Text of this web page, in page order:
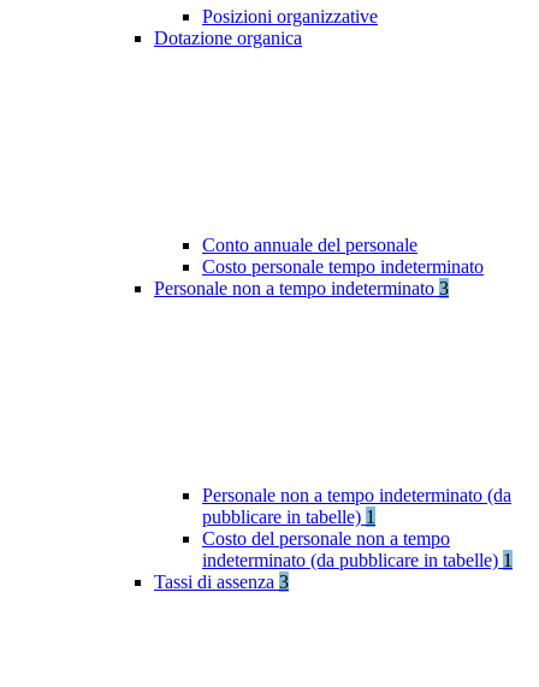
Posizioni organizzative
Dotazione organica
Conto annuale del personale
Costo personale tempo indeterminato
Personale non a tempo indeterminato 3
Personale non a tempo indeterminato (da
pubblicare in tabelle) 1
Costo del personale non a tempo
indeterminato (da pubblicare in tabelle) 1
Tassi di assenza 3